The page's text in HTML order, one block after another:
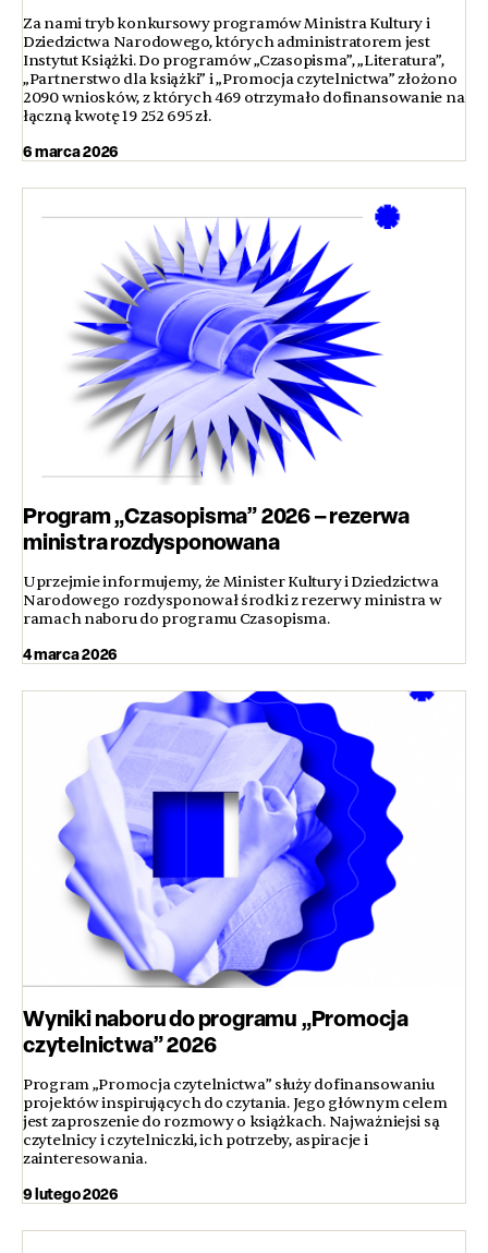
Za nami tryb konkursowy programów Ministra Kultury i
Dziedzictwa Narodowego, których administratorem jest
Instytut Książki. Do programów „Czasopisma”, „Literatura”,
„Partnerstwo dla książki” i „Promocja czytelnictwa” złożono
2090 wniosków, z których 469 otrzymało dofinansowanie na
łączną kwotę 19 252 695 zł.
6 marca 2026
Program „Czasopisma” 2026 – rezerwa
ministra rozdysponowana
Uprzejmie informujemy, że Minister Kultury i Dziedzictwa
Narodowego rozdysponował środki z rezerwy ministra w
ramach naboru do programu Czasopisma.
4 marca 2026
Wyniki naboru do programu „Promocja
czytelnictwa” 2026
Program „Promocja czytelnictwa” służy dofinansowaniu
projektów inspirujących do czytania. Jego głównym celem
jest zaproszenie do rozmowy o książkach. Najważniejsi są
czytelnicy i czytelniczki, ich potrzeby, aspiracje i
zainteresowania.
9 lutego 2026